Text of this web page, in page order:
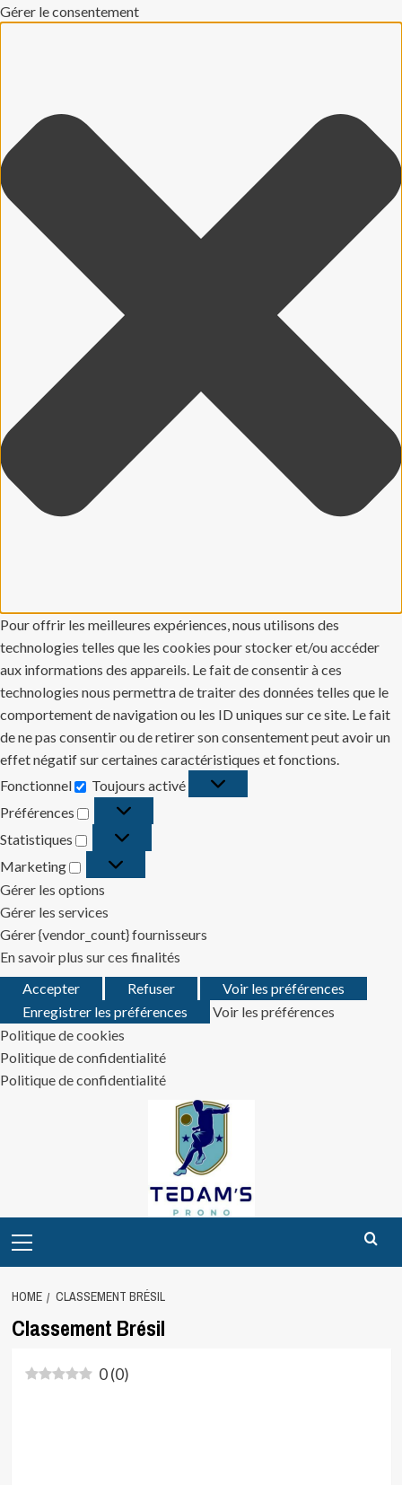
Gérer le consentement
Pour offrir les meilleures expériences, nous utilisons des
technologies telles que les cookies pour stocker et/ou accéder
aux informations des appareils. Le fait de consentir à ces
technologies nous permettra de traiter des données telles que le
comportement de navigation ou les ID uniques sur ce site. Le fait
de ne pas consentir ou de retirer son consentement peut avoir un
effet négatif sur certaines caractéristiques et fonctions.
Fonctionnel
Fonctionnel
Toujours activé
Préférences
Préférences
Statistiques
Statistiques
Marketing
Marketing
Gérer les options
Gérer les services
Gérer {vendor_count} fournisseurs
En savoir plus sur ces finalités
Accepter
Refuser
Voir les préférences
Enregistrer les préférences
Voir les préférences
Politique de cookies
Politique de confidentialité
Politique de confidentialité
Menu
HOME CLASSEMENT BRÉSIL
Classement Brésil
0(0)